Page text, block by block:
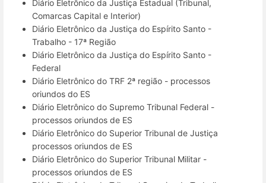
Diário Eletrônico da Justiça Estadual (Tribunal,
Comarcas Capital e Interior)
Diário Eletrônico da Justiça do Espírito Santo -
Trabalho - 17ª Região
Diário Eletrônico da Justiça do Espírito Santo -
Federal
Diário Eletrônico do TRF 2ª região - processos
oriundos do ES
Diário Eletrônico do Supremo Tribunal Federal -
processos oriundos de ES
Diário Eletrônico do Superior Tribunal de Justiça
processos oriundos de ES
Diário Eletrônico do Superior Tribunal Militar -
processos oriundos de ES